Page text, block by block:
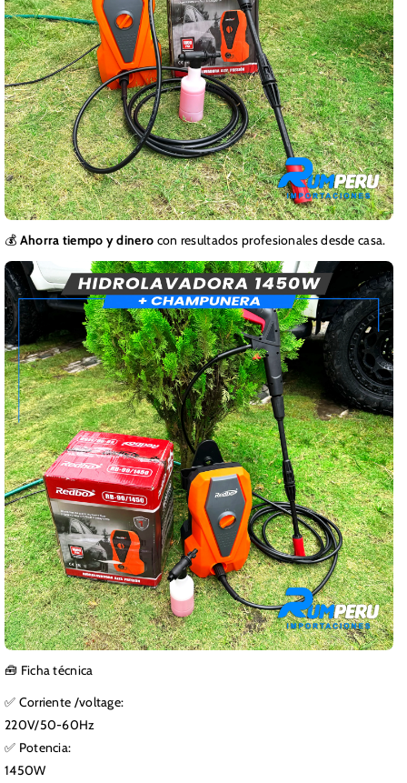
💰 Ahorra tiempo y dinero con resultados profesionales desde casa.
🧰 Ficha técnica
✅ Corriente /voltage:
220V/50-60Hz
✅ Potencia:
1450W